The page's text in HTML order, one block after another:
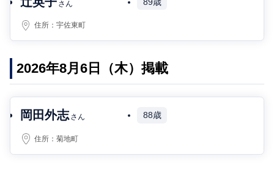
さん 89歳
住所：宇佐東町
2026年8月6日（木）掲載
岡田外志 さん 88歳
住所：菊地町